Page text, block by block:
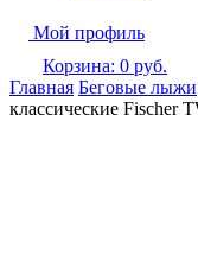
Мой профиль
Корзина: 0 руб.
Главная Беговые лыжи
классические Fischer